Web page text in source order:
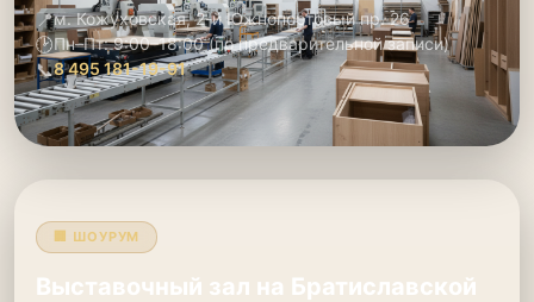
📍м. Кожуховская, 2-й Южнопортовый пр. 26
🕑Пн–Пт: 9:00–18:00 (по предварительной записи)
📞8 495 181-19-91
🏢 ШОУРУМ
Выставочный зал на Братиславской